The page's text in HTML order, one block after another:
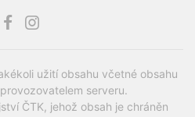
užití obsahu včetné obsahu
serveru.
ČTK, jehož obsah je chráněn